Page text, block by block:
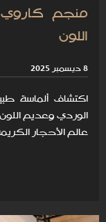
منجم كاروي
اللون
8 ديسمبر 2025
اكتشاف ألماسة
عالم الأحجار